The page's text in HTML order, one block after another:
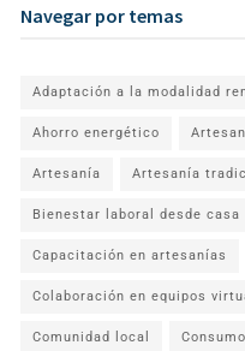
Navegar por temas
Adaptación a la modalidad
Ahorro energético
Artesanía Artesanía
Bienestar laboral desde casa
Capacitación en artesanías
Colaboración en equipos
Comunidad local